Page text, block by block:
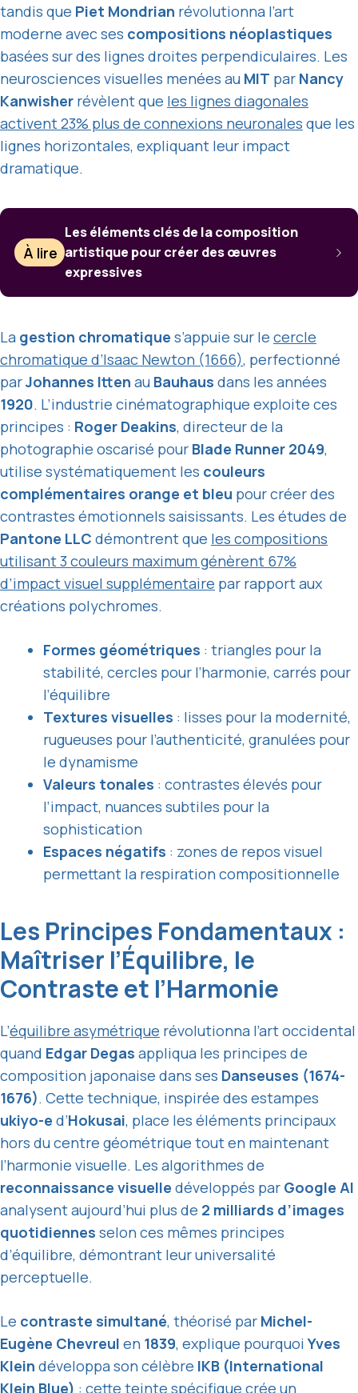
tandis que Piet Mondrian révolutionna l’art
moderne avec ses compositions néoplastiques
basées sur des lignes droites perpendiculaires. Les
neurosciences visuelles menées au MIT par Nancy
Kanwisher révèlent que les lignes diagonales
activent 23% plus de connexions neuronales que les
lignes horizontales, expliquant leur impact
dramatique.
À lire
Les éléments clés de la composition
artistique pour créer des œuvres
expressives
La gestion chromatique s’appuie sur le cercle
chromatique d’Isaac Newton (1666), perfectionné
parJohannes Itten au Bauhaus dans les années
1920. L’industrie cinématographique exploite ces
principes : Roger Deakins, directeur de la
photographie oscarisé pour Blade Runner 2049,
utilise systématiquement les couleurs
complémentaires orange et bleu pour créer des
contrastes émotionnels saisissants. Les études de
Pantone LLC démontrent que les compositions
utilisant 3 couleurs maximum génèrent 67%
d’impact visuel supplémentaire par rapport aux
créations polychromes.
Formes géométriques : triangles pour la
stabilité, cercles pour l’harmonie, carrés pour
l’équilibre
Textures visuelles : lisses pour la modernité,
rugueuses pour l’authenticité, granulées pour
le dynamisme
Valeurs tonales : contrastes élevés pour
l’impact, nuances subtiles pour la
sophistication
Espaces négatifs : zones de repos visuel
permettant la respiration compositionnelle
Les Principes Fondamentaux :
Maîtriser l’Équilibre, le
Contraste et l’Harmonie
L’équilibre asymétrique révolutionna l’art occidental
quand Edgar Degas appliqua les principes de
composition japonaise dans ses Danseuses (1674-
1676). Cette technique, inspirée des estampes
ukiyo-e d’Hokusai, place les éléments principaux
hors du centre géométrique tout en maintenant
l’harmonie visuelle. Les algorithmes de
reconnaissance visuelle développés par Google AI
analysent aujourd’hui plus de 2 milliards d’images
quotidiennes selon ces mêmes principes
d’équilibre, démontrant leur universalité
perceptuelle.
Le contraste simultané, théorisé par Michel-
Eugène Chevreul en 1839, explique pourquoiYves
Klein développa son célèbre IKB (International
Klein Blue) : cette teinte spécifique crée un